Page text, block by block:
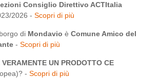
Consiglio Direttivo ACTItalia
2026 - Scopri di più
di Mondavio è Comune Amico del
- Scopri di più
VERAMENTE UN PRODOTTO CE
- Scopri di più